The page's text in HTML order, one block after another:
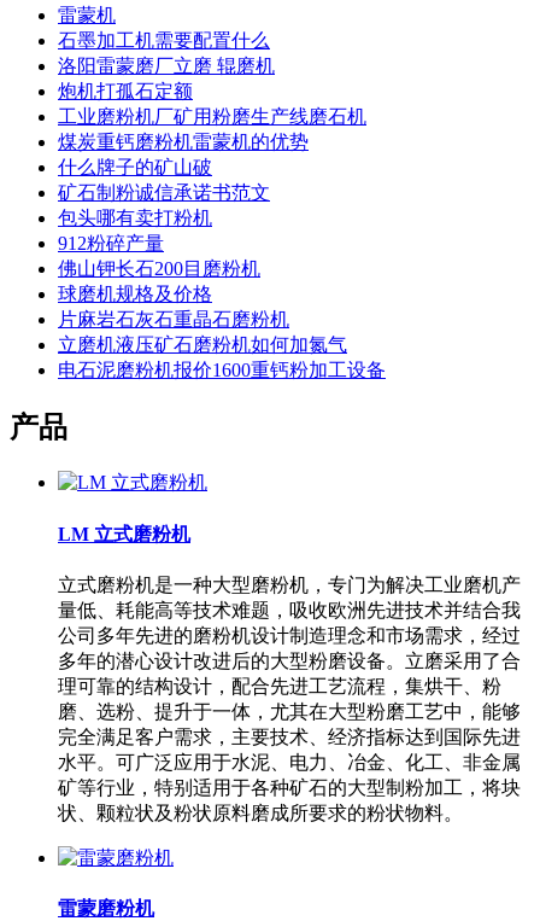
雷蒙机
石墨加工机需要配置什么
洛阳雷蒙磨厂立磨 辊磨机
炮机打孤石定额
工业磨粉机厂矿用粉磨生产线磨石机
煤炭重钙磨粉机雷蒙机的优势
什么牌子的矿山破
矿石制粉诚信承诺书范文
包头哪有卖打粉机
912粉碎产量
佛山钾长石200目磨粉机
球磨机规格及价格
片麻岩石灰石重晶石磨粉机
立磨机液压矿石磨粉机如何加氮气
电石泥磨粉机报价1600重钙粉加工设备
产品
LM 立式磨粉机
立式磨粉机是一种大型磨粉机，专门为解决工业磨机产
量低、耗能高等技术难题，吸收欧洲先进技术并结合我
公司多年先进的磨粉机设计制造理念和市场需求，经过
多年的潜心设计改进后的大型粉磨设备。立磨采用了合
理可靠的结构设计，配合先进工艺流程，集烘干、粉
磨、选粉、提升于一体，尤其在大型粉磨工艺中，能够
完全满足客户需求，主要技术、经济指标达到国际先进
水平。可广泛应用于水泥、电力、冶金、化工、非金属
矿等行业，特别适用于各种矿石的大型制粉加工，将块
状、颗粒状及粉状原料磨成所要求的粉状物料。
雷蒙磨粉机